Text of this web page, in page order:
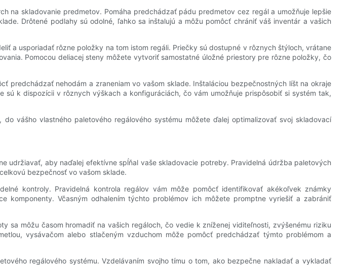
na skladovanie predmetov. Pomáha predchádzať pádu predmetov cez regál a umožňuje lepšie
Drôtené podlahy sú odolné, ľahko sa inštalujú a môžu pomôcť chrániť váš inventár a vašich
a usporiadať rôzne položky na tom istom regáli. Priečky sú dostupné v rôznych štýloch, vrátane
Pomocou deliacej steny môžete vytvoriť samostatné úložné priestory pre rôzne položky, čo
predchádzať nehodám a zraneniam vo vašom sklade. Inštaláciou bezpečnostných líšt na okraje
k dispozícii v rôznych výškach a konfiguráciách, čo vám umožňuje prispôsobiť si systém tak,
vášho vlastného paletového regálového systému môžete ďalej optimalizovať svoj skladovací
udržiavať, aby naďalej efektívne spĺňal vaše skladovacie potreby. Pravidelná údržba paletových
bezpečnosť vo vašom sklade.
kontroly. Pravidelná kontrola regálov vám môže pomôcť identifikovať akékoľvek známky
komponenty. Včasným odhalením týchto problémov ich môžete promptne vyriešiť a zabrániť
môžu časom hromadiť na vašich regáloch, čo vedie k zníženej viditeľnosti, zvýšenému riziku
vysávačom alebo stlačeným vzduchom môže pomôcť predchádzať týmto problémom a
regálového systému. Vzdelávaním svojho tímu o tom, ako bezpečne nakladať a vykladať